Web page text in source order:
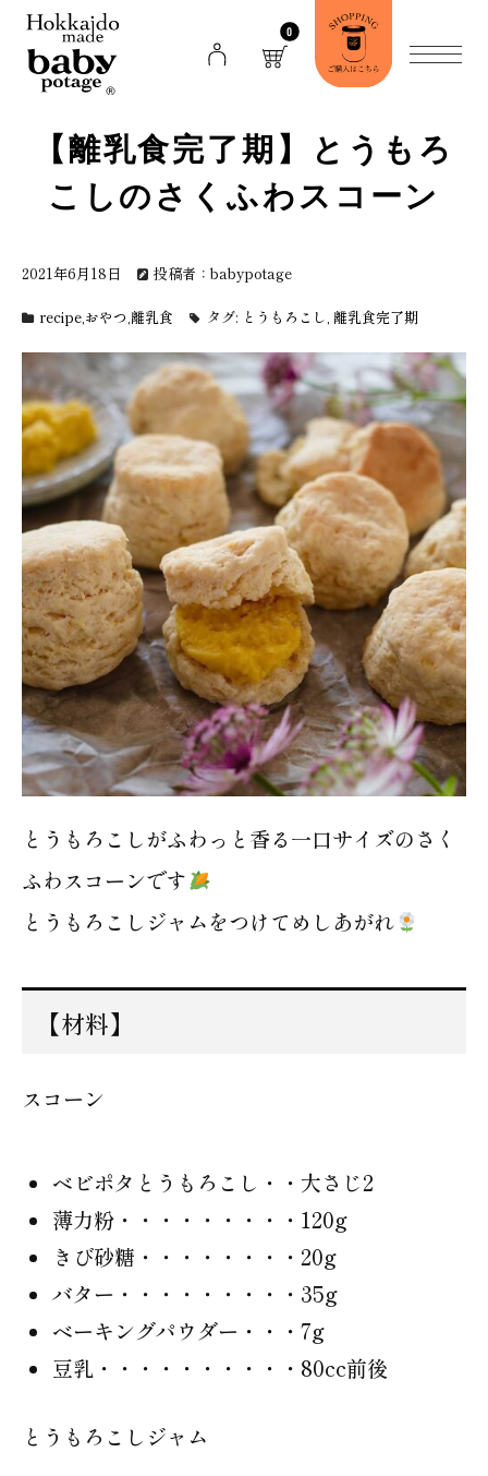
0
【離乳食完了期】とうもろ
こしのさくふわスコーン
2021年6月18日 投稿者：babypotage
recipe,おやつ,離乳食 タグ: とうもろこし,離乳食完了期
とうもろこしがふわっと香る一口サイズのさく
ふわスコーンです
とうもろこしジャムをつけてめしあがれ
【材料】
スコーン
ベビポタとうもろこし・・大さじ2
薄力粉・・・・・・・・・120g
きび砂糖・・・・・・・・20g
バター・・・・・・・・・35g
ベーキングパウダー・・・7g
豆乳・・・・・・・・・・80cc前後
とうもろこしジャム